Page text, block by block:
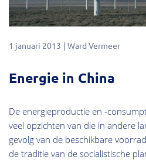
1 januari 2013 Ward Vermeer
Energie in China
De energieproductie en -
veel opzichten van die in andere
gevolg van de beschikbare
de traditie van de socialistische